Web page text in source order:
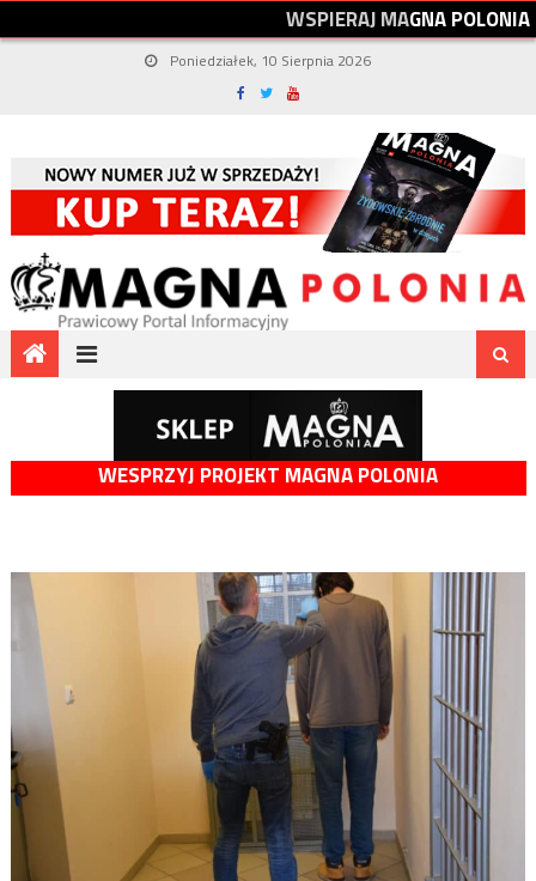
WSPIERAJMAGNAPOLONIA
Poniedziałek, 10 Sierpnia 2026
WESPRZYJ PROJEKT MAGNA POLONIA